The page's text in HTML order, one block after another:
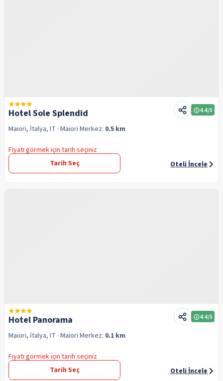
Hotel Sole Splendid 4.4/5
Maiori, İtalya, IT · Maiori Merkez: 0.5 km
Fiyatı görmek için tarih seçiniz
Tarih Seç
Oteli İncele
Hotel Panorama 4.4/5
Maiori, İtalya, IT · Maiori Merkez: 0.1 km
Fiyatı görmek için tarih seçiniz
Tarih Seç
Oteli İncele